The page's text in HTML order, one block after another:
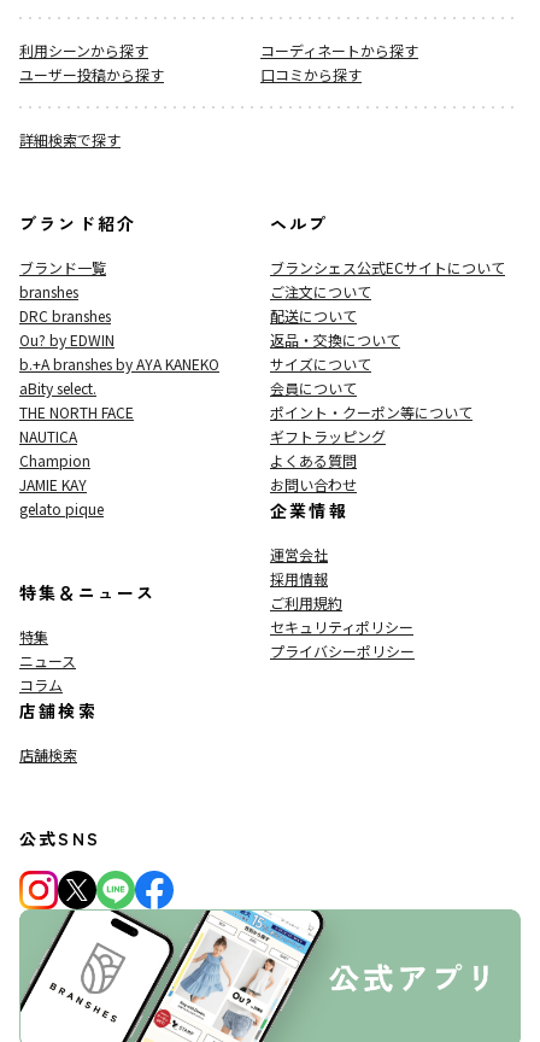
利用シーンから探す
コーディネートから探す
ユーザー投稿から探す
口コミから探す
詳細検索で探す
ブランド紹介
ブランド一覧
branshes
DRC branshes
Ou? by EDWIN
b.+A branshes by AYA KANEKO
aBity select.
THE NORTH FACE
NAUTICA
Champion
JAMIE KAY
gelato pique
特集＆ニュース
特集
ニュース
コラム
店舗検索
店舗検索
ヘルプ
ブランシェス公式ECサイトについて
ご注文について
配送について
返品・交換について
サイズについて
会員について
ポイント・クーポン等について
ギフトラッピング
よくある質問
お問い合わせ
企業情報
運営会社
採用情報
ご利用規約
セキュリティポリシー
プライバシーポリシー
公式SNS